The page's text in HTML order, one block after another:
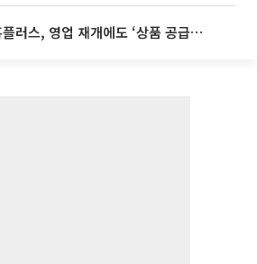
‘회생 D-3주’ 홈플러스, 영업 재개에도 ‘상품 공급망’ 복구가 생존 관건